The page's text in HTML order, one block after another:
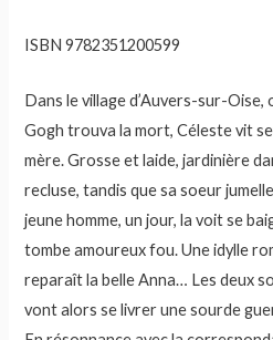
ISBN 9782351200599
Dans le village d’Auvers-sur-
Gogh trouva la mort, Céleste vit
mère. Grosse et laide, jardinière
recluse, tandis que sa soeur
jeune homme, un jour, la voit se
tombe amoureux fou. Une idylle
reparaît la belle Anna… Les deux
vont alors se livrer une sourde